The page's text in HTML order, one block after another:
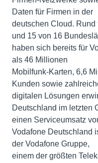
Daten für Firmen in der
deutschen Cloud.
und 15 von 16
haben sich bereits für
als 46 Millionen
Mobilfunk-Karten, 6,6
Kunden sowie
digitalen Lösungen
Deutschland im letzten
einen Serviceumsatz
Vodafone Deutschland
der Vodafone Gruppe,
einem der größten